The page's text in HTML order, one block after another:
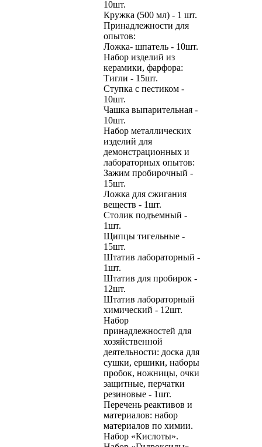
10шт.
Кружка (500 мл) - 1 шт.
Принадлежности для
опытов:
Ложка- шпатель - 10шт.
Набор изделий из
керамики, фарфора:
Тигли - 15шт.
Ступка с пестиком -
10шт.
Чашка выпарительная -
10шт.
Набор металлических
изделий для
демонстрационных и
лабораторных опытов:
Зажим пробирочный -
15шт.
Ложка для сжигания
веществ - 1шт.
Столик подъемный -
1шт.
Щипцы тигельные -
15шт.
Штатив лабораторный -
1шт.
Штатив для пробирок -
12шт.
Штатив лабораторный
химический - 12шт.
Набор
принадлежностей для
хозяйственной
деятельности: доска для
сушки, ершики, наборы
пробок, ножницы, очки
защитные, перчатки
резиновые - 1шт.
Перечень реактивов и
материалов: набор
материалов по химии.
Набор «Кислоты».